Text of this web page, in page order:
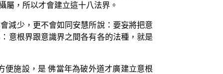
屬，所以才會建立這十八法界。
減少，更不會如同安慧所說：要妄將把意
意根界跟意識界之間各有各的法種，就是
便施設，是 佛當年為破外道才廣建立意根